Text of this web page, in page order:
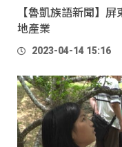
【魯凱族語新聞】
地產業
2023-04-14 15:16